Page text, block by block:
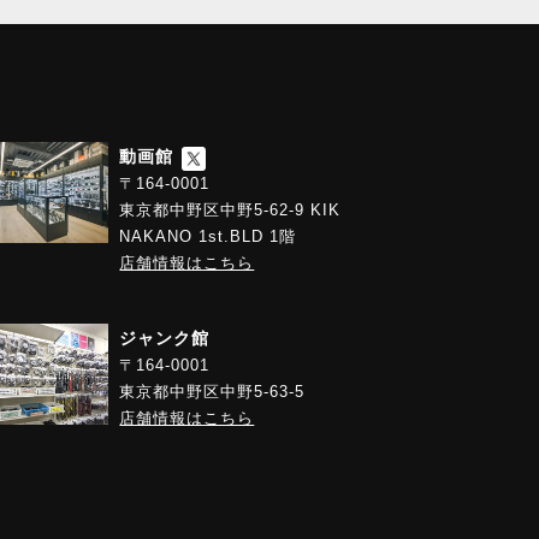
動画館
〒164-0001
東京都中野区中野5-62-9 KIK
NAKANO 1st.BLD 1階
店舗情報はこちら
ジャンク館
〒164-0001
東京都中野区中野5-63-5
店舗情報はこちら